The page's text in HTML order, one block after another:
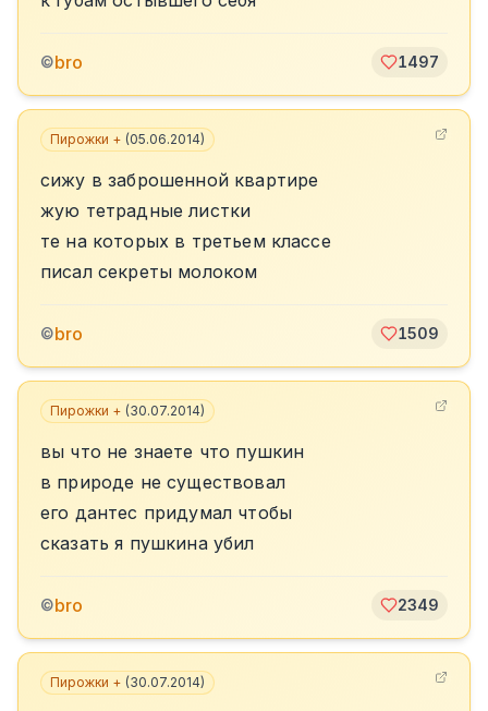
©bro 1497
Пирожки + (05.06.2014)
сижу в заброшенной квартире
жую тетрадные листки
те на которых в третьем классе
писал секреты молоком
©bro 1509
Пирожки + (30.07.2014)
вы что не знаете что пушкин
в природе не существовал
его дантес придумал чтобы
сказать я пушкина убил
©bro 2349
Пирожки + (30.07.2014)